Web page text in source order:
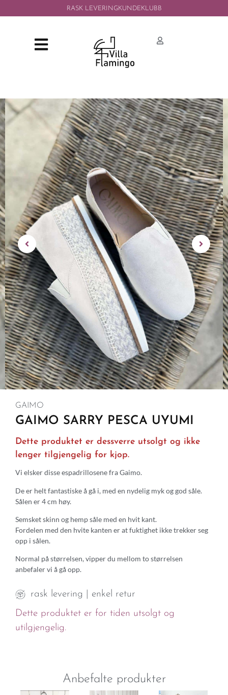
RASK LEVERINGKUNDEKLUBB
GAIMO
GAIMO SARRY PESCA UYUMI
Dette produktet er dessverre utsolgt og ikke
lenger tilgjengelig for kjop.
Vi elsker disse espadrillosene fra Gaimo.
De er helt fantastiske å gå i, med en nydelig myk og god såle.
Sålen er 4 cm høy.
Semsket skinn og hemp såle med en hvit kant.
Fordelen med den hvite kanten er at fuktighet ikke trekker seg
opp i sålen.
Normal på størrelsen, vipper du mellom to størrelsen
anbefaler vi å gå opp.
rask levering | enkel retur
Dette produktet er for tiden utsolgt og
utilgjengelig.
Anbefalte produkter